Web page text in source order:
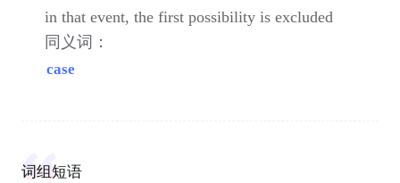
in that event, the first possibility is excluded
同义词：
case
词组短语